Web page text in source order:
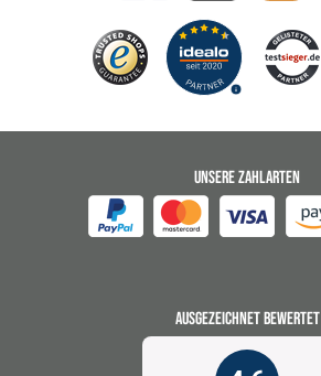
UNSERE ZAHLARTEN
AUSGEZEICHNET BEWERTET